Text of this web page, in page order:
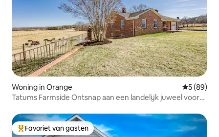
Woning in Orange
5 (89)
Tatums Farmside Ontsnap aan een landelijk juweel voor
Topfavoriet van gasten
Favoriet van gasten